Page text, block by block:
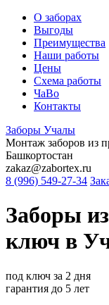
О заборах
Выгоды
Преимущества
Наши работы
Цены
Схема работы
ЧаВо
Контакты
Заборы Учалы
Монтаж заборов из
Башкортостан
zakaz@zabortex.ru
8 (996) 549-27-34
Заборы
ключ в
под ключ за 2 дня
гарантия до 5 лет